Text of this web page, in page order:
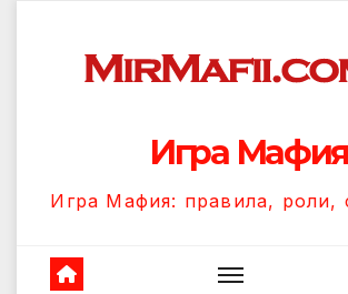
содержанию
Игра Мафия
Игра Мафия: правила, роли,